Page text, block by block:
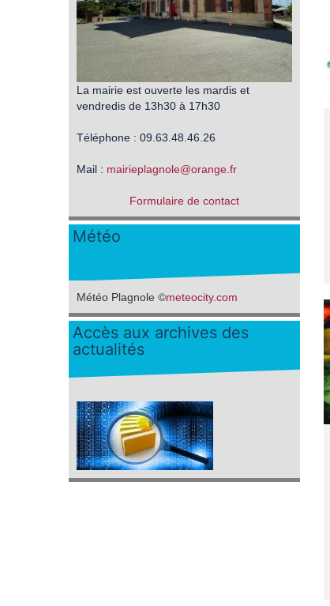
La mairie est ouverte les mardis et
vendredis de 13h30 à 17h30
Téléphone : 09.63.48.46.26
Mail : mairieplagnole@orange.fr
Formulaire de contact
Météo
Météo Plagnole ©meteocity.com
Accès aux archives des
actualités